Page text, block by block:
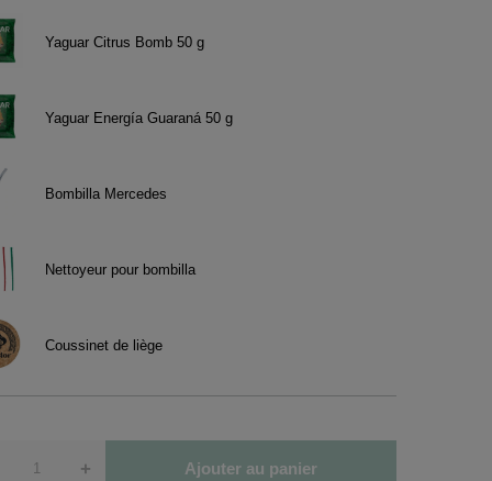
Yaguar Citrus Bomb 50 g
Yaguar Energía Guaraná 50 g
Bombilla Mercedes
Nettoyeur pour bombilla
Coussinet de liège
+ Ajouter au panier